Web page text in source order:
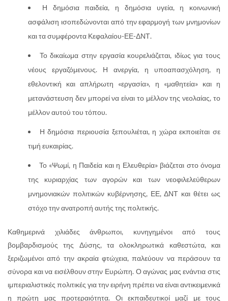
Η δημόσια παιδεία, η δημόσια υγεία, η κοινωνική
ασφάλιση ισοπεδώνονται από την εφαρμογή των μνημονίων
και τα συμφέροντα Κεφαλαίου-ΕΕ-ΔΝΤ.
Το δικαίωμα στην εργασία κουρελιάζεται, ιδίως για τους
νέους εργαζόμενους. Η ανεργία, η υποαπασχόληση, η
εθελοντική και απλήρωτη «εργασία», η «μαθητεία» και η
μετανάστευση δεν μπορεί να είναι το μέλλον της νεολαίας, το
μέλλον αυτού του τόπου.
Η δημόσια περιουσία ξεπουλιέται, η χώρα εκποιείται σε
τιμή ευκαιρίας.
Το «Ψωμί, η Παιδεία και η Ελευθερία» βιάζεται στο όνομα
της κυριαρχίας των αγορών και των νεοφιλελεύθερων
μνημονιακών πολιτικών κυβέρνησης, ΕΕ, ΔΝΤ και θέτει ως
στόχο την ανατροπή αυτής της πολιτικής.
Καθημερινά χιλιάδες άνθρωποι, κυνηγημένοι από τους
βομβαρδισμούς της Δύσης, τα ολοκληρωτικά καθεστώτα, και
ξεριζωμένοι από την ακραία φτώχεια, παλεύουν να περάσουν τα
σύνορα και να εισέλθουν στην Ευρώπη. Ο αγώνας μας ενάντια στις
ιμπεριαλιστικές πολιτικές για την ειρήνη πρέπει να είναι αντικειμενικά
η πρώτη μας προτεραιότητα. Οι εκπαιδευτικοί μαζί με τους